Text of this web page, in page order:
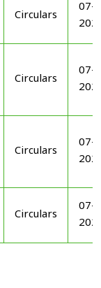
Circulars
07-
Circulars
07-
Circulars
07-
Circulars
07-